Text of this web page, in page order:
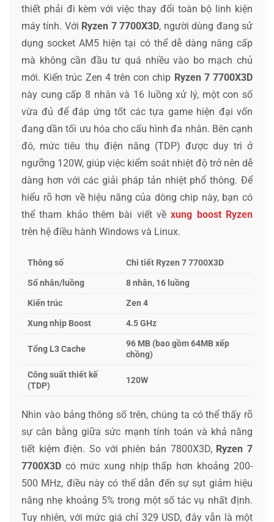
thiết phải đi kèm với việc thay đổi toàn bộ linh kiện
máy tính. Với Ryzen 7 7700X3D, người dùng đang sử
dụng socket AM5 hiện tại có thể dễ dàng nâng cấp
mà không cần đầu tư quá nhiều vào bo mạch chủ
mới. Kiến trúc Zen 4 trên con chip Ryzen 7 7700X3D
này cung cấp 8 nhân và 16 luồng xử lý, một con số
vừa đủ để đáp ứng tốt các tựa game hiện đại vốn
đang dần tối ưu hóa cho cấu hình đa nhân. Bên cạnh
đó, mức tiêu thụ điện năng (TDP) được duy trì ở
ngưỡng 120W, giúp việc kiểm soát nhiệt độ trở nên dễ
dàng hơn với các giải pháp tản nhiệt phổ thông. Để
hiểu rõ hơn về hiệu năng của dòng chip này, bạn có
thể tham khảo thêm bài viết vềxung boost Ryzen
trên hệ điều hành Windows và Linux.
Thông số
Chi tiết Ryzen 7 7700X3D
Số nhân/luồng
8 nhân, 16 luồng
Kiến trúc
Zen 4
Xung nhịp Boost
4.5 GHz
Tổng L3 Cache
96 MB (bao gồm 64MB xếp
chồng)
Công suất thiết kế
(TDP)
120W
Nhìn vào bảng thông số trên, chúng ta có thể thấy rõ
sự cân bằng giữa sức mạnh tính toán và khả năng
tiết kiệm điện. So với phiên bản 7800X3D, Ryzen 7
7700X3D có mức xung nhịp thấp hơn khoảng 200-
500 MHz, điều này có thể dẫn đến sự sụt giảm hiệu
năng nhẹ khoảng 5% trong một số tác vụ nhất định.
Tuy nhiên, với mức giá chỉ 329 USD, đây vẫn là một